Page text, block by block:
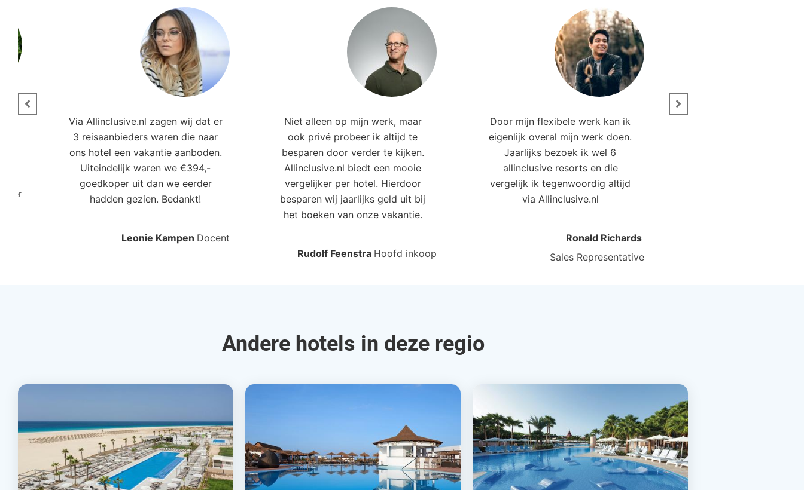
Via Allinclusive.nl zagen wij dat er
3 reisaanbieders waren die naar
ons hotel een vakantie aanboden.
Uiteindelijk waren we €394,-
goedkoper uit dan we eerder
hadden gezien. Bedankt!
Leonie Kampen Docent
Niet alleen op mijn werk, maar
ook privé probeer ik altijd te
besparen door verder te kijken.
Allinclusive.nl biedt een mooie
vergelijker per hotel. Hierdoor
besparen wij jaarlijks geld uit bij
het boeken van onze vakantie.
Rudolf Feenstra Hoofd inkoop
Door mijn flexibele werk kan ik
eigenlijk overal mijn werk doen.
Jaarlijks bezoek ik wel 6
allinclusive resorts en die
vergelijk ik tegenwoordig altijd
via Allinclusive.nl
Ronald Richards
Sales Representative
Andere hotels in deze regio